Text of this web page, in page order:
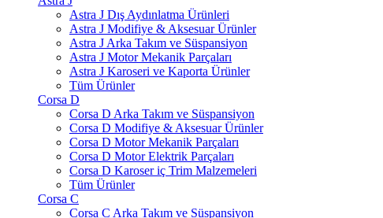
Astra J Dış Aydınlatma Ürünleri
Astra J Modifiye & Aksesuar Ürünler
Astra J Arka Takım ve Süspansiyon
Astra J Motor Mekanik Parçaları
Astra J Karoseri ve Kaporta Ürünler
Tüm Ürünler
Corsa D
Corsa D Arka Takım ve Süspansiyon
Corsa D Modifiye & Aksesuar Ürünler
Corsa D Motor Mekanik Parçaları
Corsa D Motor Elektrik Parçaları
Corsa D Karoser iç Trim Malzemeleri
Tüm Ürünler
Corsa C
Corsa C Arka Takım ve Süspansiyon